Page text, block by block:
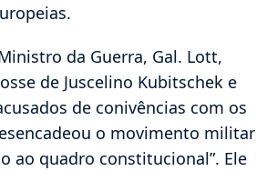
da Guerra, Gal. Lott,
de Juscelino Kubitschek e
de conivências com os
o movimento militar
ao quadro constitucional”. Ele